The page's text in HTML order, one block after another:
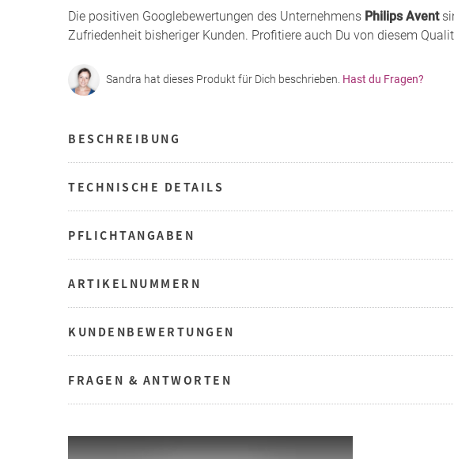
Die positiven Googlebewertungen des Unternehmens Philips Avent
Zufriedenheit bisheriger Kunden. Profitiere auch Du von diesem
Sandra hat dieses Produkt für Dich beschrieben. Hast du Fragen?
BESCHREIBUNG
TECHNISCHE DETAILS
PFLICHTANGABEN
ARTIKELNUMMERN
KUNDENBEWERTUNGEN
FRAGEN & ANTWORTEN